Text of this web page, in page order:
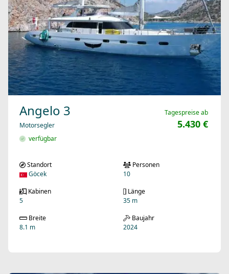
Angelo 3
Motorsegler
verfügbar
Tagespreise ab
5.430 €
Standort
Göcek
Personen
10
Kabinen
5
Länge
35 m
Breite
8.1 m
Baujahr
2024